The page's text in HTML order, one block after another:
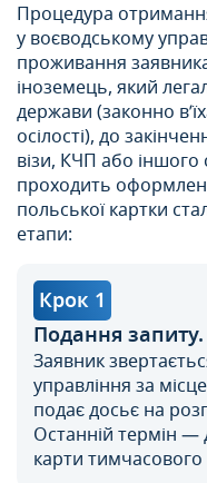
Процедура
у воєводському
проживання
іноземець, який
держави (законно
осілості), до
візи, КЧП або іншого
проходить
польської картки
етапи:
Крок 1
Подання запиту.
Заявник
управління за
подає досьє на
Останній термін —
карти